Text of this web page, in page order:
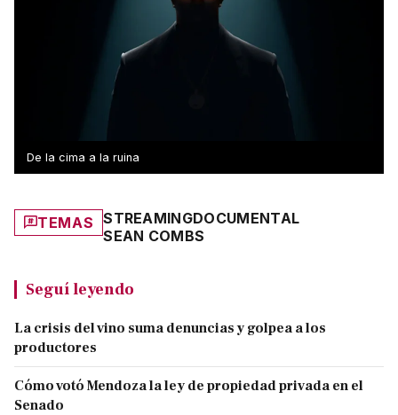
De la cima a la ruina
TEMAS STREAMINGDOCUMENTAL
SEAN COMBS
Seguí leyendo
La crisis del vino suma denuncias y golpea a los
productores
Cómo votó Mendoza la ley de propiedad privada en el
Senado